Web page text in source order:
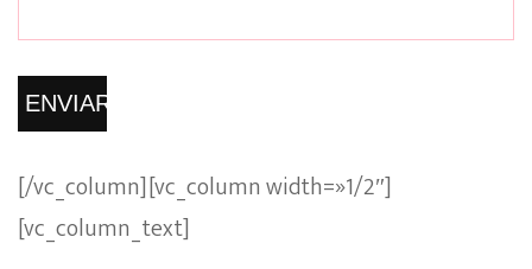
[/vc_column][vc_column width=»1/2″]
[vc_column_text]